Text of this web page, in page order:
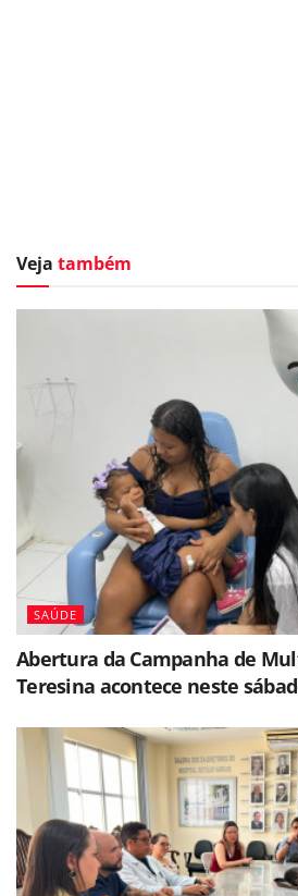
Veja também
SAÚDE
Abertura da Campanha de
Teresina acontece neste